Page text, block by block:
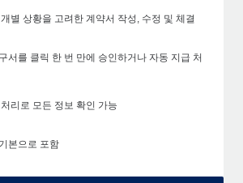
별 상황을 고려한 계약서 작성, 수정 및 체결
서를 클릭 한 번 만에 승인하거나 자동 지급 처
리로 모든 정보 확인 가능
본으로 포함